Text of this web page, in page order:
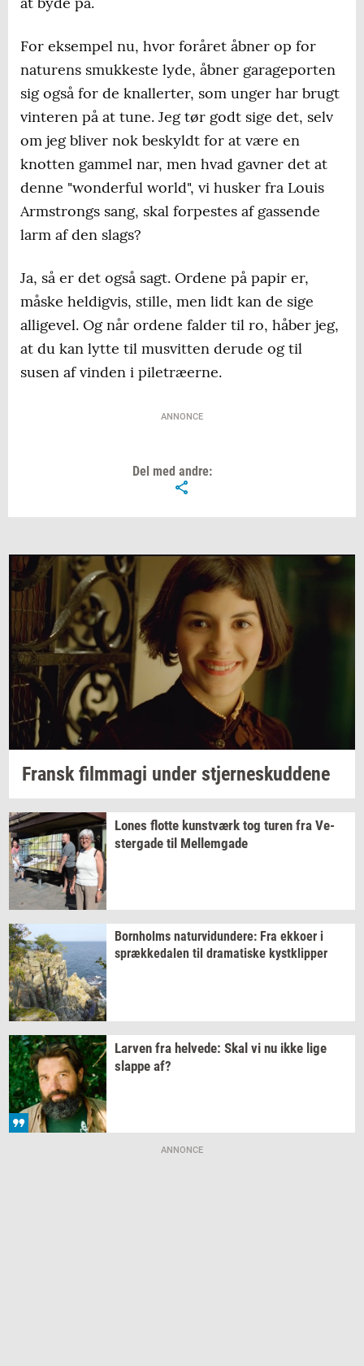
For eksempel nu, hvor foråret åbner op for
naturens smukkeste lyde, åbner garageporten
sig også for de knallerter, som unger har brugt
vinteren på at tune. Jeg tør godt sige det, selv
om jeg bliver nok beskyldt for at være en
knotten gammel nar, men hvad gavner det at
denne "wonderful world", vi husker fra Louis
Armstrongs sang, skal forpestes af gassende
larm af den slags?
Ja, så er det også sagt. Ordene på papir er,
måske heldigvis, stille, men lidt kan de sige
alligevel. Og når ordene falder til ro, håber jeg,
at du kan lytte til musvitten derude og til
susen af vinden i piletræerne.
ANNONCE
Del med andre:
Fransk film­magi under stjer­neskud­de­ne
Lones flot­te kunst­værk tog turen fra Ve­
ster­ga­de til Mel­lem­ga­de
Born­holms na­tur­vi­dun­de­re: Fra ek­ko­er i
spræk­ke­da­len til dra­ma­ti­ske kyst­klip­per
Lar­ven fra hel­ve­de: Skal vi nu ikke lige
slap­pe af?
ANNONCE